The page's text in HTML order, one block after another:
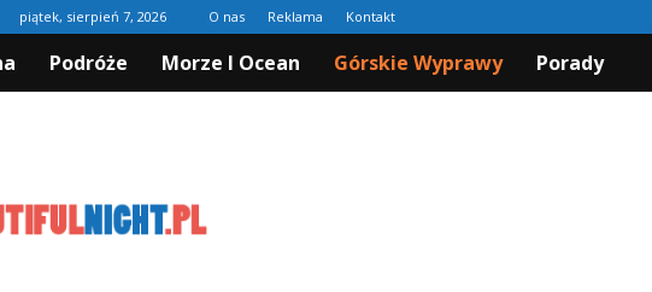
piątek, sierpień 7, 2026 O nas Reklama Kontakt
Podróże Morze I Ocean Górskie Wyprawy Porady